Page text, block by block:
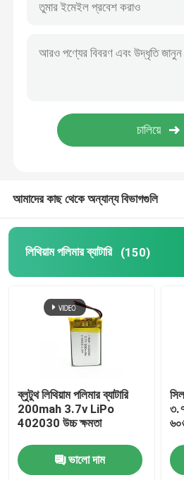
LiFePo4 এনার্জি স্টোরেজ ব্যাটারি
সোলার লিথিয়াম আয়ন ব্যাটারি
আমাদের কাছ থেকে অন্যান্য বিভাগগুলি
লিথিয়াম পলিমার ব্যাটারি (150)
ব্লুটুথ লিথিয়াম পলিমার ব্যাটারি
200mah 3.7v LiPo
402030 উচ্চ ক্ষমতা
ভালো দাম